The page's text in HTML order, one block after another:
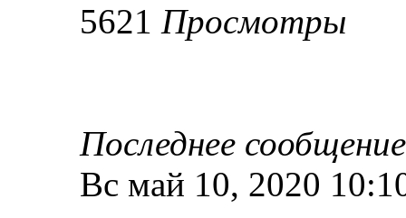
5621 Просмотры
Последнее
Вс май 10, 2020